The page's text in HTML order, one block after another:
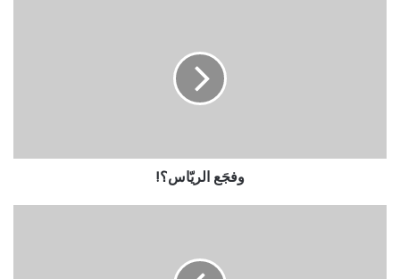
وفجَع الريّاس؟!